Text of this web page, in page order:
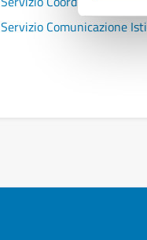
Servizio Comunicazione